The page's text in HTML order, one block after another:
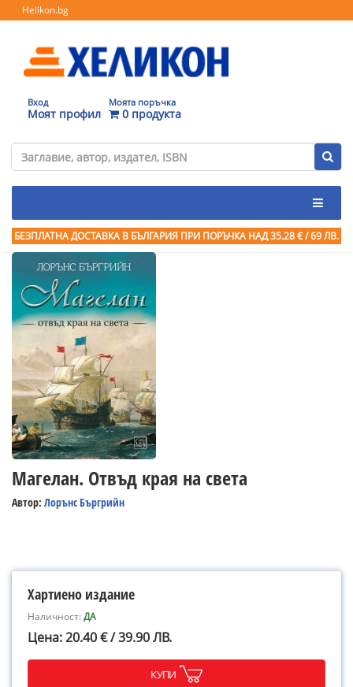
Helikon.bg
Вход
Моят профил
Моята поръчка
0 продукта
БЕЗПЛАТНА ДОСТАВКА В БЪЛГАРИЯ ПРИ ПОРЪЧКА НАД 35.28 € / 69 ЛВ.
Магелан. Отвъд края на света
Автор: Лорънс Бъргрийн
Хартиено издание
Наличност:ДА
Цена: 20.40 € / 39.90 ЛВ.
КУПИ